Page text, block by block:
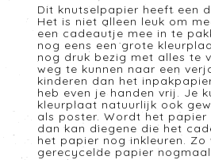
Dit knutselpapier heeft een
Het is niet alleen leuk om
een cadeautje mee in te
nog eens een grote
nog druk bezig met alles te
weg te kunnen naar een
kinderen dan het
heb even je handen vrij. Je
kleurplaat natuurlijk ook
als poster. Wordt het papier
dan kan diegene die het
het papier nog inkleuren. Zo
gerecycelde papier